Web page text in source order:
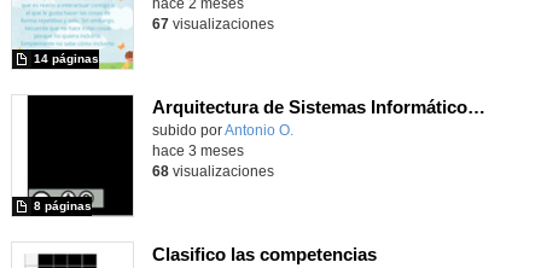
14 páginas
hace 2 meses
67visualizaciones
Arquitectura de Sistemas Informáticos y Scripting de Control Maqueen
Contenido educativo.
subido porAntonio O.
8 páginas
hace 3 meses
68visualizaciones
Clasifico las competencias